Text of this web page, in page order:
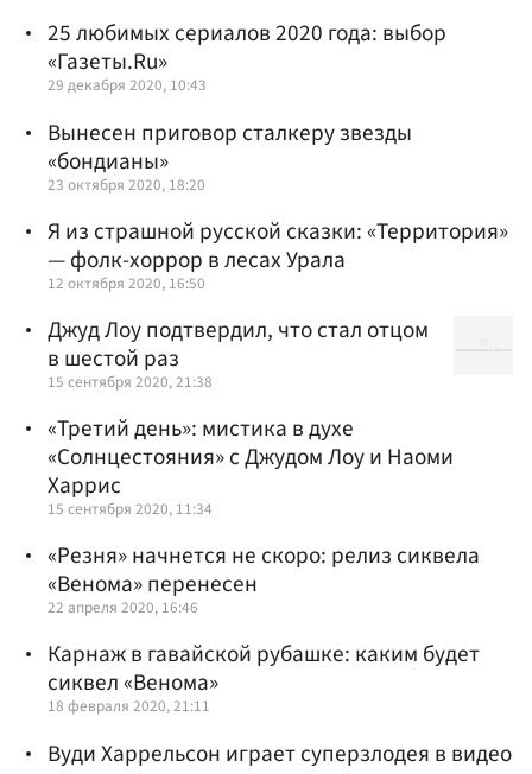
25 любимых сериалов 2020 года: выбор
«Газеты.Ru»
29 декабря 2020, 10:43
Вынесен приговор сталкеру звезды
«бондианы»
23 октября 2020, 18:20
Я из страшной русской сказки: «Территория»
— фолк-хоррор в лесах Урала
12 октября 2020, 16:50
Джуд Лоу подтвердил, что стал отцом
в шестой раз
15 сентября 2020, 21:38
«Третий день»: мистика в духе
«Солнцестояния» с Джудом Лоу и Наоми
Харрис
15 сентября 2020, 11:34
«Резня» начнется не скоро: релиз сиквела
«Венома» перенесен
22 апреля 2020, 16:46
Карнаж в гавайской рубашке: каким будет
сиквел «Венома»
18 февраля 2020, 21:11
Вуди Харрельсон играет суперзлодея в видео